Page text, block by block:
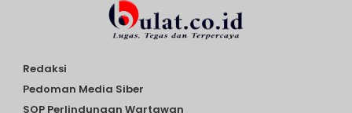
Redaksi
Pedoman Media Siber
SOP Perlindungan Wartawan